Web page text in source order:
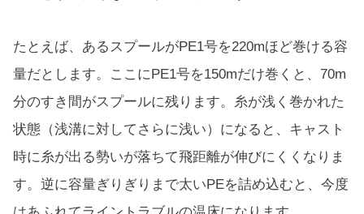
たとえば、あるスプールがPE1号を220mほど巻ける容
量だとします。ここにPE1号を150mだけ巻くと、70m
分のすき間がスプールに残ります。糸が浅く巻かれた
状態（浅溝に対してさらに浅い）になると、キャスト
時に糸が出る勢いが落ちて飛距離が伸びにくくなりま
す。逆に容量ぎりぎりまで太いPEを詰め込むと、今度